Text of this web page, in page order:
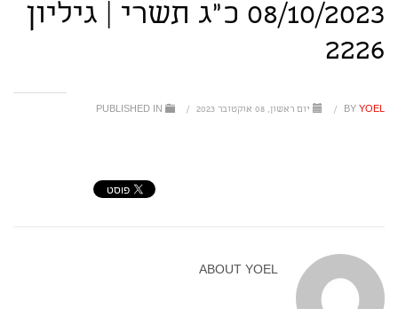
08/10/2023 כ"ג תשרי | גיליון
2226
BY YOEL
/ יום ראשון, 08 אוקטובר 2023 /
ABOUT YOEL